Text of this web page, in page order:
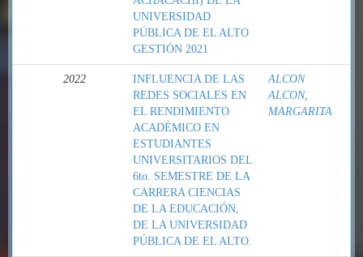
UNIVERSIDAD
PÚBLICA DE EL ALTO
GESTIÓN 2021
2022
INFLUENCIA DE LAS
REDES SOCIALES EN
EL RENDIMIENTO
ACADÉMICO EN
ESTUDIANTES
UNIVERSITARIOS DEL
6to. SEMESTRE DE LA
CARRERA CIENCIAS
DE LA EDUCACIÓN,
DE LA UNIVERSIDAD
PÚBLICA DE EL ALTO.
ALCON
ALCON,
MARGARITA